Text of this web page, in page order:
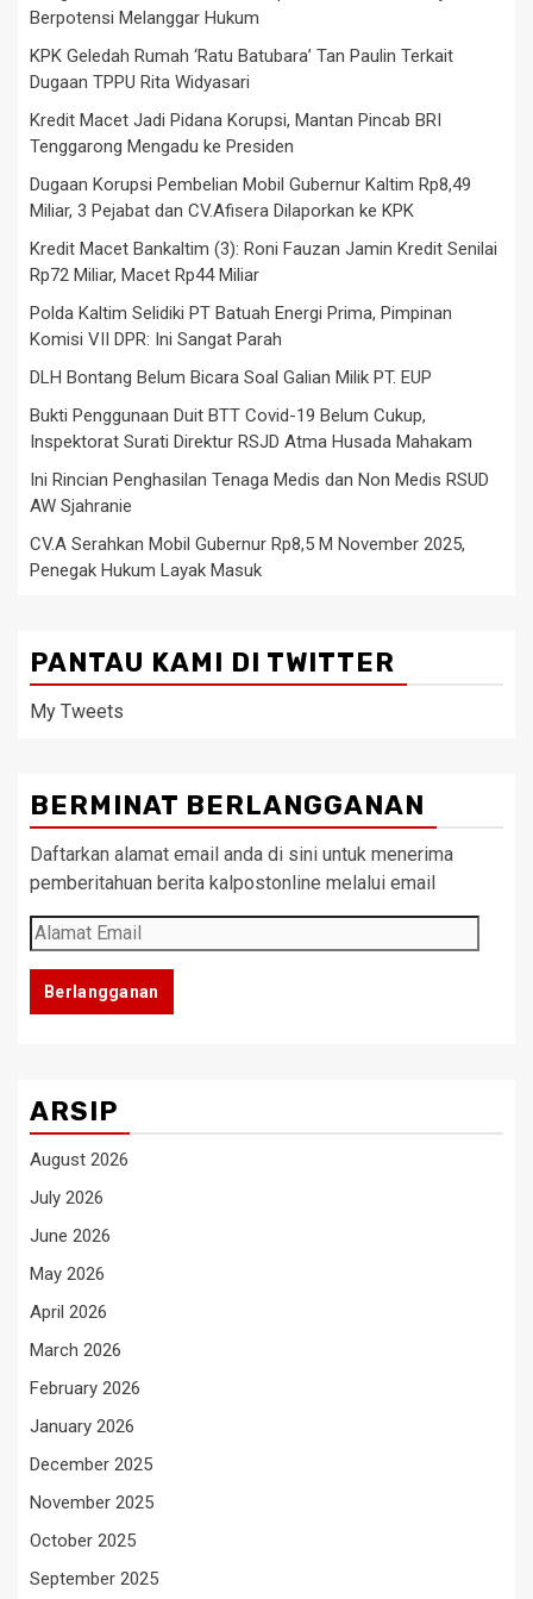
Berpotensi Melanggar Hukum
KPK Geledah Rumah ‘Ratu Batubara’ Tan Paulin Terkait
Dugaan TPPU Rita Widyasari
Kredit Macet Jadi Pidana Korupsi, Mantan Pincab BRI
Tenggarong Mengadu ke Presiden
Dugaan Korupsi Pembelian Mobil Gubernur Kaltim Rp8,49
Miliar, 3 Pejabat dan CV.Afisera Dilaporkan ke KPK
Kredit Macet Bankaltim (3): Roni Fauzan Jamin Kredit Senilai
Rp72 Miliar, Macet Rp44 Miliar
Polda Kaltim Selidiki PT Batuah Energi Prima, Pimpinan
Komisi VII DPR: Ini Sangat Parah
DLH Bontang Belum Bicara Soal Galian Milik PT. EUP
Bukti Penggunaan Duit BTT Covid-19 Belum Cukup,
Inspektorat Surati Direktur RSJD Atma Husada Mahakam
Ini Rincian Penghasilan Tenaga Medis dan Non Medis RSUD
AW Sjahranie
CV.A Serahkan Mobil Gubernur Rp8,5 M November 2025,
Penegak Hukum Layak Masuk
PANTAU KAMI DI TWITTER
My Tweets
BERMINAT BERLANGGANAN
Daftarkan alamat email anda di sini untuk menerima
pemberitahuan berita kalpostonline melalui email
Alamat
Email
Berlangganan
ARSIP
August 2026
July 2026
June 2026
May 2026
April 2026
March 2026
February 2026
January 2026
December 2025
November 2025
October 2025
September 2025